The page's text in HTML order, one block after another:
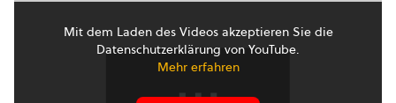
Mit dem Laden des Videos akzeptieren Sie die
Datenschutzerklärung von YouTube.
Mehr erfahren